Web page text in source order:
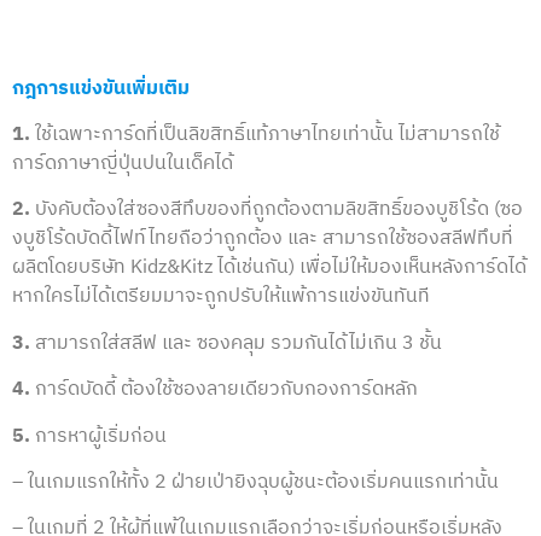
กฎการแข่งขันเพิ่มเติม
1.ใช้เฉพาะการ์ดที่เป็นลิขสิทธิ์แท้ภาษาไทยเท่านั้น ไม่สามารถใช้
การ์ดภาษาญี่ปุ่นปนในเด็คได้
2. บังคับต้องใส่ซองสีทึบของที่ถูกต้องตามลิขสิทธิ์ของบูชิโร้ด (ซอ
งบูชิโร้ดบัดดี้ไฟท์ไทยถือว่าถูกต้อง และ สามารถใช้ซองสลีฟทึบที่
ผลิตโดยบริษัท Kidz&Kitz ได้เช่นกัน) เพื่อไม่ให้มองเห็นหลังการ์ดได้
หากใครไม่ได้เตรียมมาจะถูกปรับให้แพ้การแข่งขันทันที
3. สามารถใส่สลีฟ และ ซองคลุม รวมกันได้ไม่เกิน 3 ชั้น
4. การ์ดบัดดี้ ต้องใช้ซองลายเดียวกับกองการ์ดหลัก
5. การหาผู้เริ่มก่อน
– ในเกมแรกให้ทั้ง 2 ฝ่ายเป่ายิงฉุบผู้ชนะต้องเริ่มคนแรกเท่านั้น
– ในเกมที่ 2 ให้ผู้ที่แพ้ในเกมแรกเลือกว่าจะเริ่มก่อนหรือเริ่มหลัง